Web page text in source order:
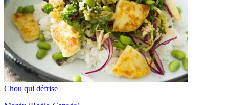
Chou qui défrise